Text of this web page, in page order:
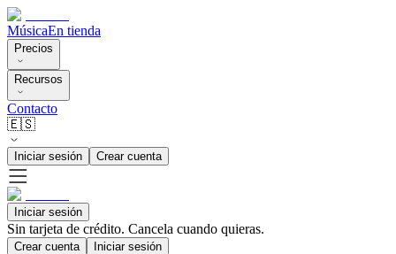
MúsicaEn tienda
Precios
Recursos
Contacto
🇪🇸
Iniciar sesión Crear cuenta
Iniciar sesión
Sin tarjeta de crédito. Cancela cuando quieras.
Crear cuenta Iniciar sesión